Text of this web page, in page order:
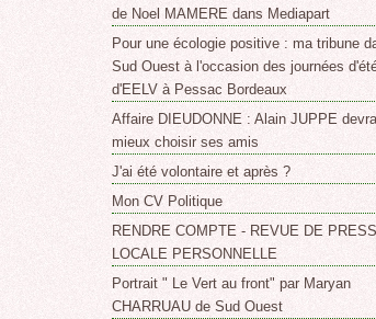
de Noel MAMERE dans Mediapart
Pour une écologie positive : ma tribune
Sud Ouest à l'occasion des journées
d'EELV à Pessac Bordeaux
Affaire DIEUDONNE : Alain JUPPE
mieux choisir ses amis
J'ai été volontaire et après ?
Mon CV Politique
RENDRE COMPTE - REVUE DE
LOCALE PERSONNELLE
Portrait " Le Vert au front" par Maryan
CHARRUAU de Sud Ouest